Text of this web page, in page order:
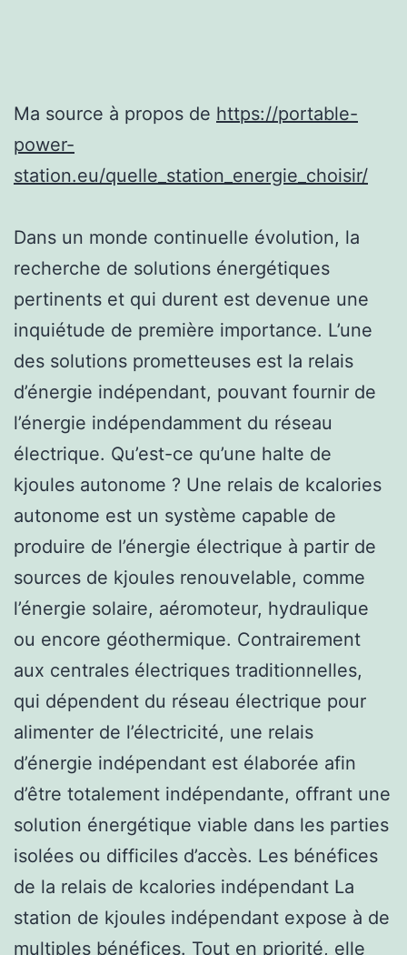
Ma source à propos de https://portable-
power-
station.eu/quelle_station_energie_choisir/
Dans un monde continuelle évolution, la
recherche de solutions énergétiques
pertinents et qui durent est devenue une
inquiétude de première importance. L’une
des solutions prometteuses est la relais
d’énergie indépendant, pouvant fournir de
l’énergie indépendamment du réseau
électrique. Qu’est-ce qu’une halte de
kjoules autonome ? Une relais de kcalories
autonome est un système capable de
produire de l’énergie électrique à partir de
sources de kjoules renouvelable, comme
l’énergie solaire, aéromoteur, hydraulique
ou encore géothermique. Contrairement
aux centrales électriques traditionnelles,
qui dépendent du réseau électrique pour
alimenter de l’électricité, une relais
d’énergie indépendant est élaborée afin
d’être totalement indépendante, offrant une
solution énergétique viable dans les parties
isolées ou difficiles d’accès. Les bénéfices
de la relais de kcalories indépendant La
station de kjoules indépendant expose à de
multiples bénéfices. Tout en priorité, elle